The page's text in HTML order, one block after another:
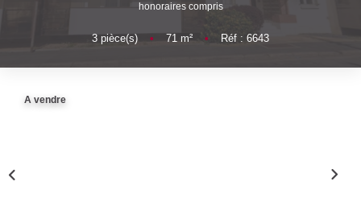
Qui Sommes-Nous
honoraires compris
3 pièce(s) • 71 m² • Réf : 6643
A vendre